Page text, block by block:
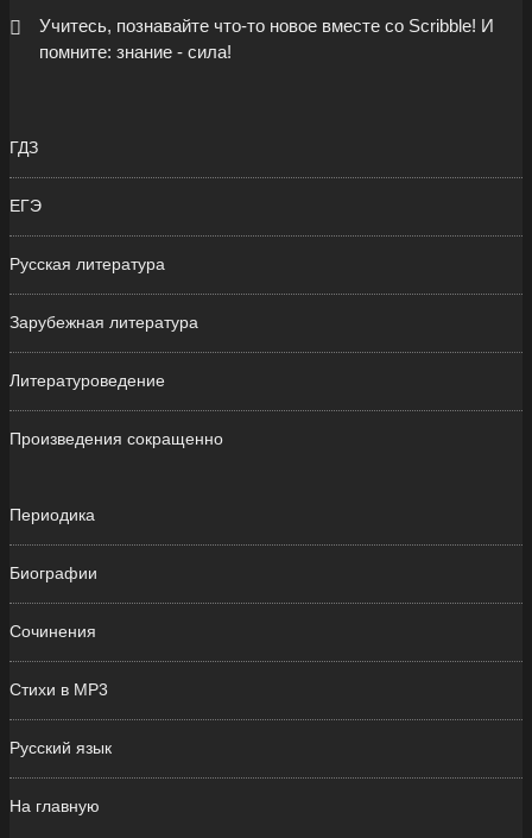
Учитесь, познавайте что-то новое вместе со Scribble! И
помните: знание - сила!
ГДЗ
ЕГЭ
Русская литература
Зарубежная литература
Литературоведение
Произведения сокращенно
Периодика
Биографии
Сочинения
Стихи в MP3
Русский язык
На главную